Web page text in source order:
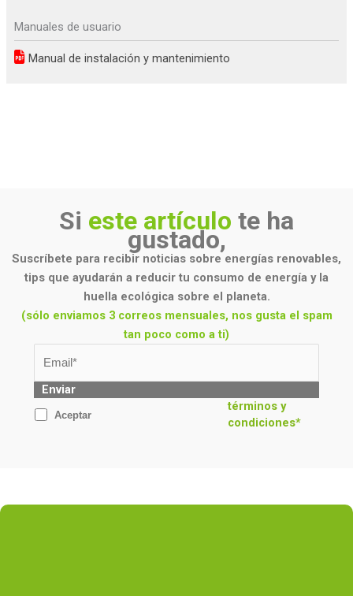
Manuales de usuario
Manual de instalación y mantenimiento
Si este artículo te ha
gustado,
Suscríbete para recibir noticias sobre energías renovables,
tips que ayudarán a reducir tu consumo de energía y la
huella ecológica sobre el planeta.
(sólo enviamos 3 correos mensuales, nos gusta el spam
tan poco como a ti)
Enviar
Aceptar
términos y
condiciones*